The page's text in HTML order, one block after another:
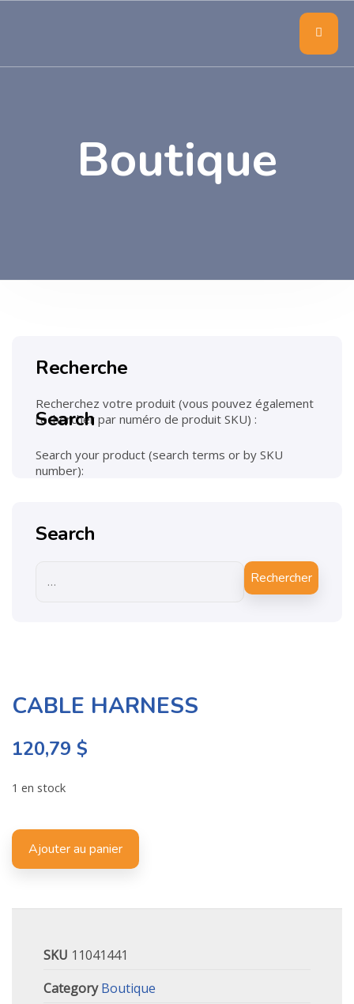
Boutique
CABLE HARNESS
120,79 $
1 en stock
Ajouter au panier
SKU 11041441
Category Boutique
Recherche
Recherchez votre produit (vous pouvez également
rechercher par numéro de produit SKU) :
Search
Search your product (search terms or by SKU
number):
Search
Rechercher